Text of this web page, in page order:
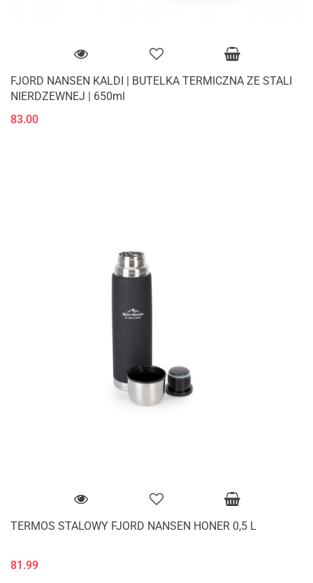
FJORD NANSEN KALDI | BUTELKA TERMICZNA ZE STALI
NIERDZEWNEJ | 650ml
83.00
TERMOS STALOWY FJORD NANSEN HONER 0,5 L
81.99